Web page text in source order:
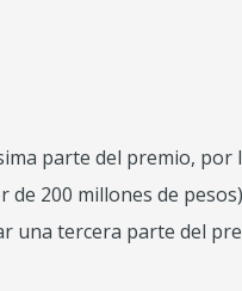
parte del premio, por
200 millones de
una tercera parte del